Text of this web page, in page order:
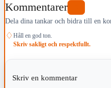
Kommentarer
Dela dina tankar och bidra till en
♢ Håll en god ton.
Skriv sakligt och respektfullt.
Skriv en kommentar